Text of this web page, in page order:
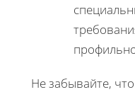
Не забывайте,